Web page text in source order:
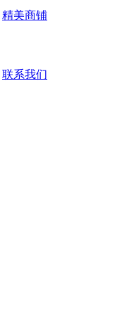
精美商铺
联系我们